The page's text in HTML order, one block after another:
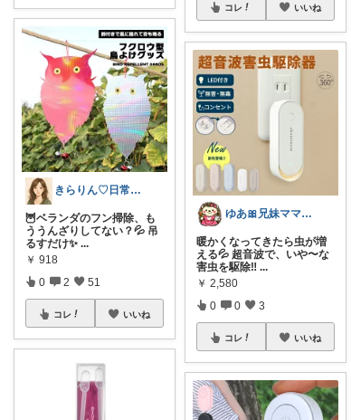
きらりん♡日常に馴染むものを集めて😊
🦉ベランダのフン掃除、も
ううんざりしてない？💦 吊
るすだけ✨ ...
￥ 918
0 2 51
コレ いいね
コレ いいね
ゆあ🎀兄妹ママの育児と暮らし
暖かくなってきたら虫が増
える💦 超音波で、いや〜な
害虫を駆除‼ ...
￥ 2,580
0 0 3
コレ いいね